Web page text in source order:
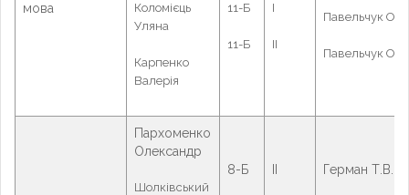
мова
Коломієць
Уляна
Карпенко
Валерія
11-Б
11-Б
І
ІІ
Павельчук О.А.
Павельчук О.А.
Пархоменко
Олександр
Шолківський
8-Б Герман Т.В.